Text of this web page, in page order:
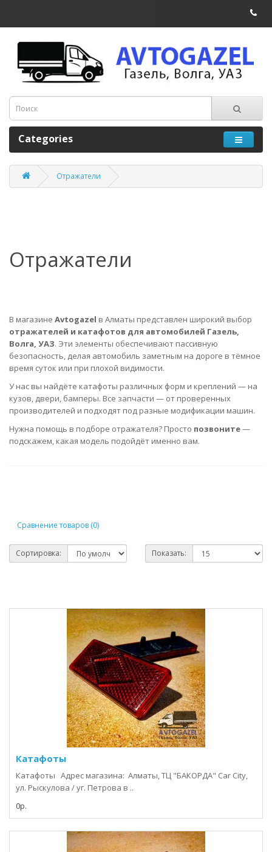
Categories
Отражатели
Отражатели
В магазине Avtogazel в Алматы представлен широкий выбор
отражателей и катафотов для автомобилей Газель,
Волга, УАЗ. Эти элементы обеспечивают пассивную
безопасность, делая автомобиль заметным на дороге в тёмное
время суток или при плохой видимости.
У нас вы найдёте катафоты различных форм и креплений — на
кузов, двери, бамперы. Все запчасти — от проверенных
производителей и подходят под разные модификации машин.
Нужна помощь в подборе отражателя? Просто позвоните—
подскажем, какая модель подойдёт именно вам.
Сравнение товаров (0)
Сортировка: Показать:
Катафоты
Катафоты Адрес магазина: Алматы, ТЦ "БАКОРДА" Car City,
ул. Рыскулова / уг. Петрова в ..
0р.